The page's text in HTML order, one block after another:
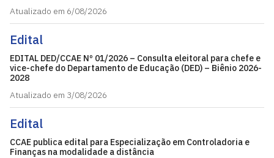
Atualizado em 6/08/2026
Edital
EDITAL DED/CCAE Nº 01/2026 – Consulta eleitoral para chefe e
vice-chefe do Departamento de Educação (DED) – Biênio 2026-
2028
Atualizado em 3/08/2026
Edital
CCAE publica edital para Especialização em Controladoria e
Finanças na modalidade a distância